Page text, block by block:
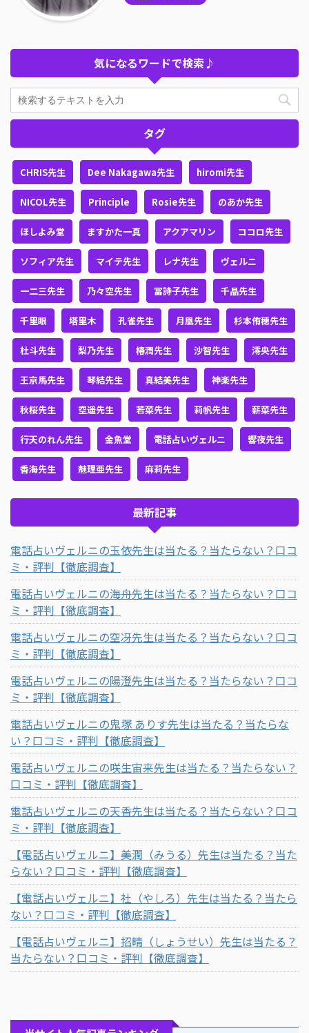
気になるワードで検索♪
タグ
CHRIS先生 Dee Nakagawa先生 hiromi先生
NICOL先生 Principle Rosie先生 のあか先生
ほしよみ堂 ますかた一真 アクアマリン ココロ先生
ソフィア先生 マイテ先生 レナ先生 ヴェルニ
一二三先生 乃々空先生 冨詩子先生 千晶先生
千里眼 塔里木 孔雀先生 月凰先生 杉本侑穂先生
杜斗先生 梨乃先生 椿潤先生 沙智先生 澪央先生
王京馬先生 琴結先生 真結美先生 神楽先生
秋桜先生 空遥先生 若菜先生 莉帆先生 薪菜先生
行天のれん先生 金魚堂 電話占いヴェルニ 響夜先生
香海先生 魅理亜先生 麻莉先生
最新記事
電話占いヴェルニの玉依先生は当たる？当たらない？口コ
ミ・評判【徹底調査】
電話占いヴェルニの海舟先生は当たる？当たらない？口コ
ミ・評判【徹底調査】
電話占いヴェルニの空冴先生は当たる？当たらない？口コ
ミ・評判【徹底調査】
電話占いヴェルニの陽澄先生は当たる？当たらない？口コ
ミ・評判【徹底調査】
電話占いヴェルニの鬼塚 ありす先生は当たる？当たらな
い？口コミ・評判【徹底調査】
電話占いヴェルニの咲生宙来先生は当たる？当たらない？
口コミ・評判【徹底調査】
電話占いヴェルニの天香先生は当たる？当たらない？口コ
ミ・評判【徹底調査】
【電話占いヴェルニ】美潤（みうる）先生は当たる？当た
らない？口コミ・評判【徹底調査】
【電話占いヴェルニ】社（やしろ）先生は当たる？当たら
ない？口コミ・評判【徹底調査】
【電話占いヴェルニ】招晴（しょうせい）先生は当たる？
当たらない？口コミ・評判【徹底調査】